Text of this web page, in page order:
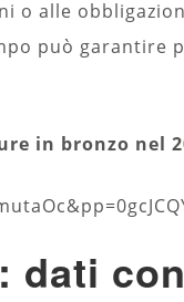
o alle
può garantire
in bronzo nel
dati